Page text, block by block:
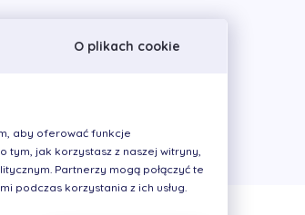
O plikach cookie
aby oferować funkcje
tym, jak korzystasz z naszej witryny,
Partnerzy mogą połączyć te
podczas korzystania z ich usług.